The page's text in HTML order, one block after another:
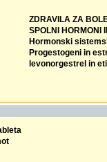
ZDRAVILA ZA
SPOLNI HORMONI
Hormonski
Progestogeni in
levonorgestrel in